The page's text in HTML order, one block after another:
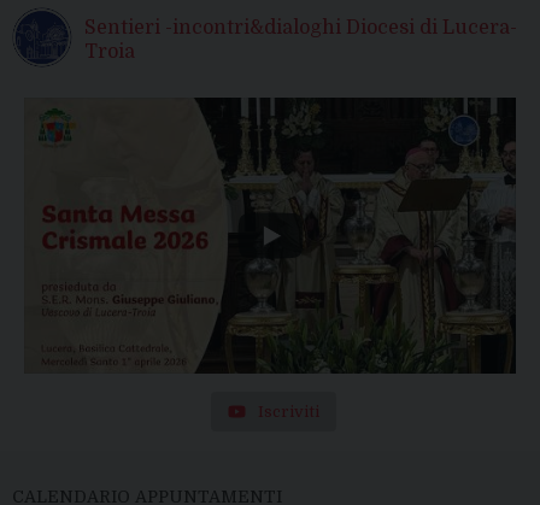
Sentieri -incontri&dialoghi Diocesi di Lucera-
Troia
Iscriviti
CALENDARIO APPUNTAMENTI